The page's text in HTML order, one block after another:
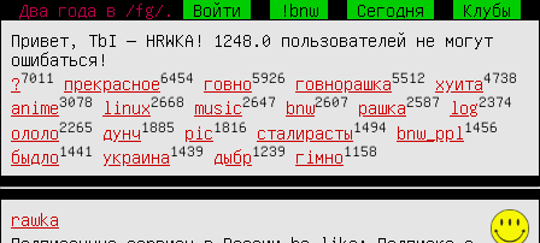
Два года в /fg/. Войти !bnw Сегодня
Клубы
Привет, TbI — HRWKA! 1248.0 пользователей не могут
ошибаться!
?7011 прекрасное6454 говно5926 говнорашка5512 хуита4738
anime3078 linux2668 music2647 bnw2607 рашка2587 log2374
ололо2265 дунч1885 pic1816 сталирасты1494 bnw_ppl 1456
быдло1441 украина1439 дыбр1239 гімно1158
rawka